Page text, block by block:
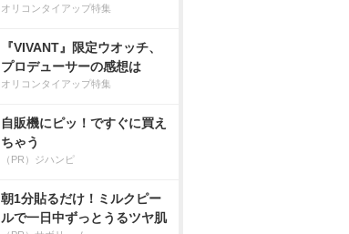
オリコンタイアップ特集
『VIVANT』限定ウオッチ、
プロデューサーの感想は
オリコンタイアップ特集
自販機にピッ！ですぐに買え
ちゃう
（PR）ジハンピ
朝1分貼るだけ！ミルクピー
ルで一日中ずっとうるツヤ肌